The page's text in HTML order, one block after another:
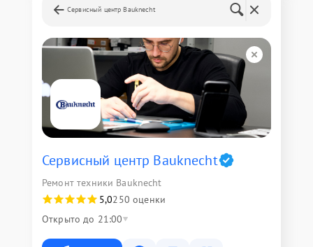
Сервисный центр Bauknecht
Сервисный центр Bauknecht
Ремонт техники Bauknecht
5,0250 оценки
Открыто до 21:00